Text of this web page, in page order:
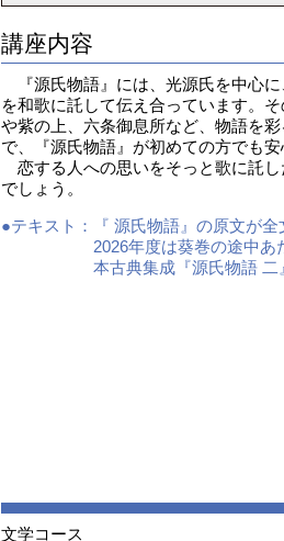
講座内容
『源氏物語』には、光源氏を中心
を和歌に託して伝え合っています。
や紫の上、六条御息所など、物語を
で、『源氏物語』が初めての方でも
恋する人への思いをそっと歌に託
でしょう。
●テキスト：
『 源氏物語』の原文が
2026年度は葵巻の途中
本古典集成『源氏物語
文学コース